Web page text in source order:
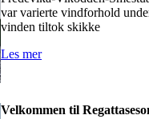
var varierte vindforhold
vinden tiltok skikke
Les mer
Velkommen til